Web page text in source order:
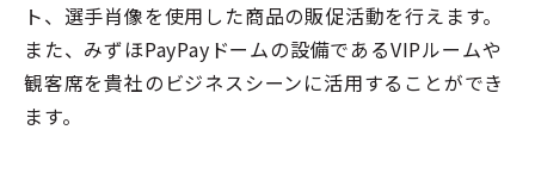
ト、選手肖像を使用した商品の販促活動を行えます。
また、みずほPayPayドームの設備であるVIPルームや
観客席を貴社のビジネスシーンに活用することができ
ます。